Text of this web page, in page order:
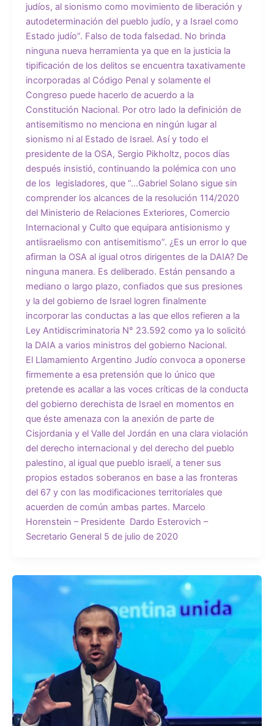
judíos, al sionismo como movimiento de liberación y
autodeterminación del pueblo judío, y a Israel como
Estado judío”. Falso de toda falsedad. No brinda
ninguna nueva herramienta ya que en la justicia la
tipificación de los delitos se encuentra taxativamente
incorporadas al Código Penal y solamente el
Congreso puede hacerlo de acuerdo a la
Constitución Nacional. Por otro lado la definición de
antisemitismo no menciona en ningún lugar al
sionismo ni al Estado de Israel. Así y todo el
presidente de la OSA, Sergio Pikholtz, pocos días
después insistió, continuando la polémica con uno
de los legisladores, que “…Gabriel Solano sigue sin
comprender los alcances de la resolución 114/2020
del Ministerio de Relaciones Exteriores, Comercio
Internacional y Culto que equipara antisionismo y
antiisraelismo con antisemitismo”. ¿Es un error lo que
afirman la OSA al igual otros dirigentes de la DAIA? De
ninguna manera. Es deliberado. Están pensando a
mediano o largo plazo, confiados que sus presiones
y la del gobierno de Israel logren finalmente
incorporar las conductas a las que ellos refieren a la
Ley Antidiscriminatoria N° 23.592 como ya lo solicitó
la DAIA a varios ministros del gobierno Nacional.
El Llamamiento Argentino Judío convoca a oponerse
firmemente a esa pretensión que lo único que
pretende es acallar a las voces críticas de la conducta
del gobierno derechista de Israel en momentos en
que éste amenaza con la anexión de parte de
Cisjordania y el Valle del Jordán en una clara violación
del derecho internacional y del derecho del pueblo
palestino, al igual que pueblo israelí, a tener sus
propios estados soberanos en base a las fronteras
del 67 y con las modificaciones territoriales que
acuerden de común ambas partes. Marcelo
Horenstein – Presidente Dardo Esterovich –
Secretario General 5 de julio de 2020